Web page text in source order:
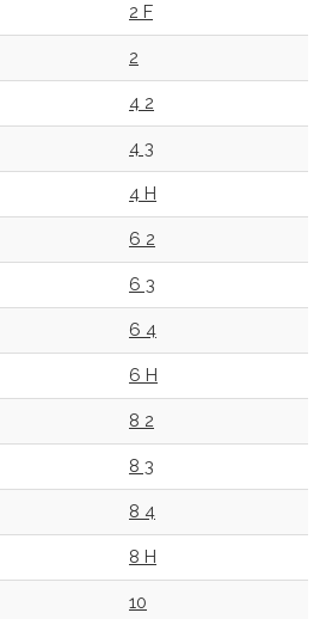
2 F
2
4 2
4 3
4 H
6 2
6 3
6 4
6 H
8 2
8 3
8 4
8 H
10